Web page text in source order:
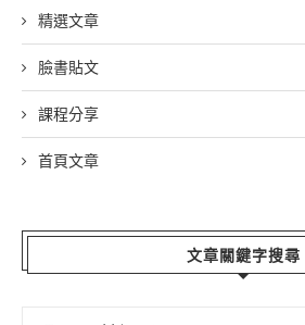
精選文章
臉書貼文
課程分享
首頁文章
文章關鍵字搜尋